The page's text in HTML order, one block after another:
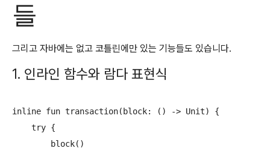
들
그리고 자바에는 없고 코틀린에만 있는 기능들도 있습니다.
1. 인라인 함수와 람다 표현식
inline fun transaction(block: () -> Unit) {
    try {
        block()